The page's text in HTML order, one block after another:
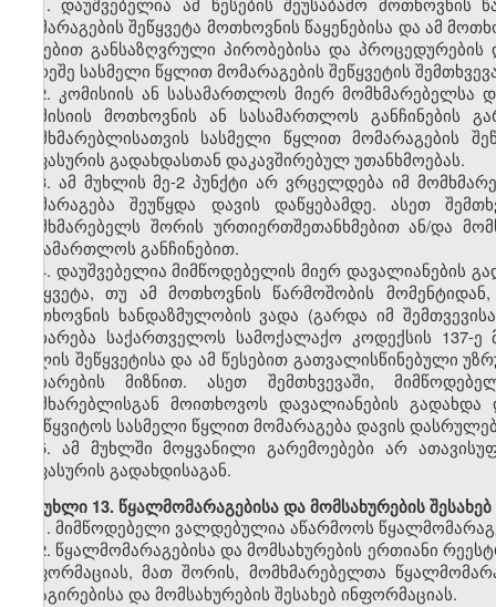
მომარაგების შეწყვეტა მოთხოვნის წაყენებისა და ამ
წესებით განსაზღვრული პირობებისა და პროცედურების
გარეშე სასმელი წყლით მომარაგების შეწყვეტის
2. კომისიის ან სასამართლოს მიერ
კომისიის მოთხოვნის ან სასამართლოს განჩინების
მომხმარებლისათვის სასმელი წყლით მომარაგების
საფასურის გადახდასთან დაკავშირებულ უთანხმოებას.
3. ამ მუხლის მე-2 პუნქტი არ ვრცელდება იმ
მომარაგება შეუწყდა დავის დაწყებამდე. ასეთ
მომხმარებელს შორის ურთიერთშეთანხმებით ან/და
სასამართლოს განჩინებით.
4. დაუშვებელია მიმწოდებელის მიერ დავალიანების
შეწყვეტა, თუ ამ მოთხოვნის წარმოშობის
მოთხოვნის ხანდაზმულობის ვადა (გარდა იმ
აღიარება საქართველოს სამოქალაქო კოდექსის 137-
წყლის შეწყვეტისა და ამ წესებით გათვალისწინებული
აღიარების მიზნით. ასეთ შემთხვევაში,
მომხარებლისგან მოითხოვოს დავალიანების
შეუწყვიტოს სასმელი წყლით მომარაგება დავის
5. ამ მუხლში მოყვანილი გარემოებები არ
საფასურის გადახდისაგან.
მუხლი 13. წყალმომარაგებისა და მომსახურების
1. მიმწოდებელი ვალდებულია აწარმოოს
2. წყალმომარაგებისა და მომსახურების ერთიანი
ინფორმაციას, მათ შორის, მომხმარებელთა
რეაგირებისა და მომსახურების შესახებ ინფორმაციას.